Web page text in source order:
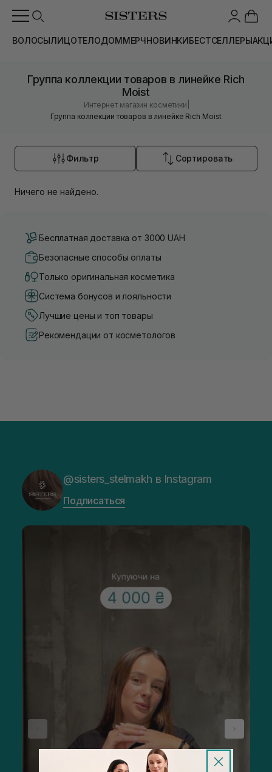
ВОЛОСЫЛИЦОТЕЛОДОММЕРЧНОВИНКИБЕСТСЕЛЛЕРЫ
Группа коллекции товаров в линейке Rich
Moist
Интернет магазин косметики
Группа коллекции товаров в линейке Rich Moist
Фильтр Сортировать
Ничего не найдено.
Бесплатная доставка от 3000 UAH
Безопасные способы оплаты
Только оригинальная косметика
Система бонусов и лояльности
Лучшие цены и топ товары
Рекомендации от косметологов
@sisters_stelmakh в Instagram
Подписаться